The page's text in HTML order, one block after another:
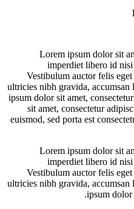
Lorem ipsum dolor sit
imperdiet libero id nisi
Vestibulum auctor felis
ultricies nibh gravida,
ipsum dolor sit amet,
sit amet, consectetur
euismod, sed porta est
Lorem ipsum dolor sit
imperdiet libero id nisi
Vestibulum auctor felis
ultricies nibh gravida,
ipsum dolor